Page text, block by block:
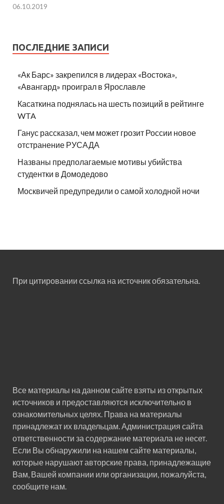
06.10.2019
ПОСЛЕДНИЕ ЗАПИСИ
«Ак Барс» закрепился в лидерах «Востока»,
«Авангард» проиграл в Ярославле
Касаткина поднялась на шесть позиций в рейтинге
WTA
Ганус рассказал, чем может грозит России новое
отстранение РУСАДА
Названы предполагаемые мотивы убийства
студентки в Домодедово
Москвичей предупредили о самой холодной ночи
При цитировании ссылка на источник обязательна.
Все материалы на данном сайте взяты из открытых
источников и предоставляются исключительно в
ознакомительных целях. Права на материалы
принадлежат их владельцам. Администрация сайта
ответственности за содержание материала не несет.
Если Вы обнаружили на нашем сайте материалы,
которые нарушают авторские права, принадлежащие
Вам, Вашей компании или организации, пожалуйста,
сообщите нам.